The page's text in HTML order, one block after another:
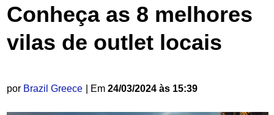
Conheça as 8 melhores
vilas de outlet locais
por Brazil Greece | Em 24/03/2024 às 15:39